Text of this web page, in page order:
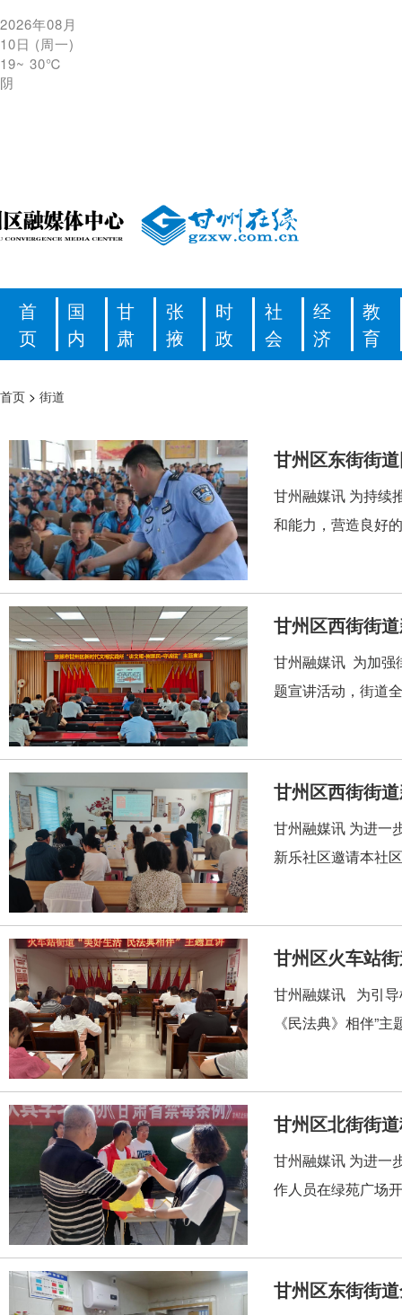
2026年08月
10日 (周一)
19~ 30℃
阴
首
页
国
内
甘
肃
张
掖
时
政
社
会
经
济
教
育
首页 > 街道
甘州区东街街
甘州融媒讯 为持续
和能力，营造良好
甘州区西街街
甘州融媒讯 为加强
题宣讲活动，街道
甘州区西街街
甘州融媒讯 为进一
新乐社区邀请本社
甘州区火车站
甘州融媒讯 为引导
《民法典》相伴”
甘州区北街街
甘州融媒讯 为进一
作人员在绿苑广场
甘州区东街街